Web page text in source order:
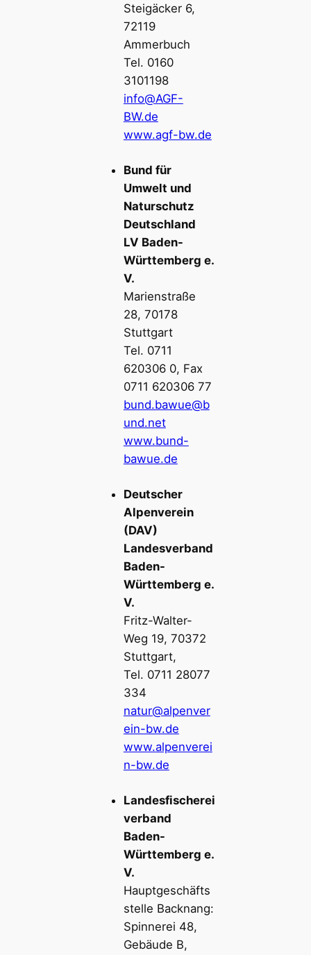
Steigäcker 6,
72119
Ammerbuch
Tel. 0160
3101198
info@AGF-
BW.de
www.agf-bw.de
Bund für
Umwelt und
Naturschutz
Deutschland
LV Baden-
Württemberg e.
V.
Marienstraße
28, 70178
Stuttgart
Tel. 0711
620306 0, Fax
0711 620306 77
bund.bawue@b
und.net
www.bund-
bawue.de
Deutscher
Alpenverein
(DAV)
Landesverband
Baden-
Württemberg e.
V.
Fritz-Walter-
Weg 19, 70372
Stuttgart,
Tel. 0711 28077
334
natur@alpenver
ein-bw.de
www.alpenverei
n-bw.de
Landesfischerei
verband
Baden-
Württemberg e.
V.
Hauptgeschäfts
stelle Backnang:
Spinnerei 48,
Gebäude B,